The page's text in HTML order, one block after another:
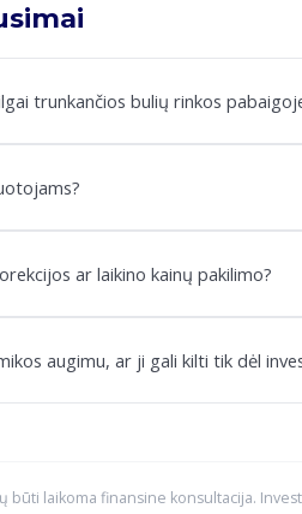
trunkančios bulių rinkos
ar laikino kainų pakilimo?
augimu, ar ji gali kilti tik dėl
būti laikoma finansine konsultacija.